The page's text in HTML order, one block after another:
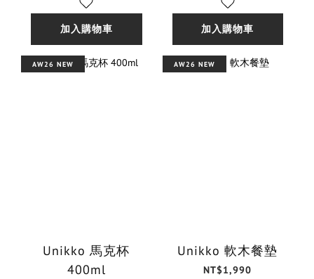
加入購物車 加入購物車
AW26 NEW
Unikko 馬克杯
400ml
AW26 NEW
Unikko 軟木餐墊
NT$1,990